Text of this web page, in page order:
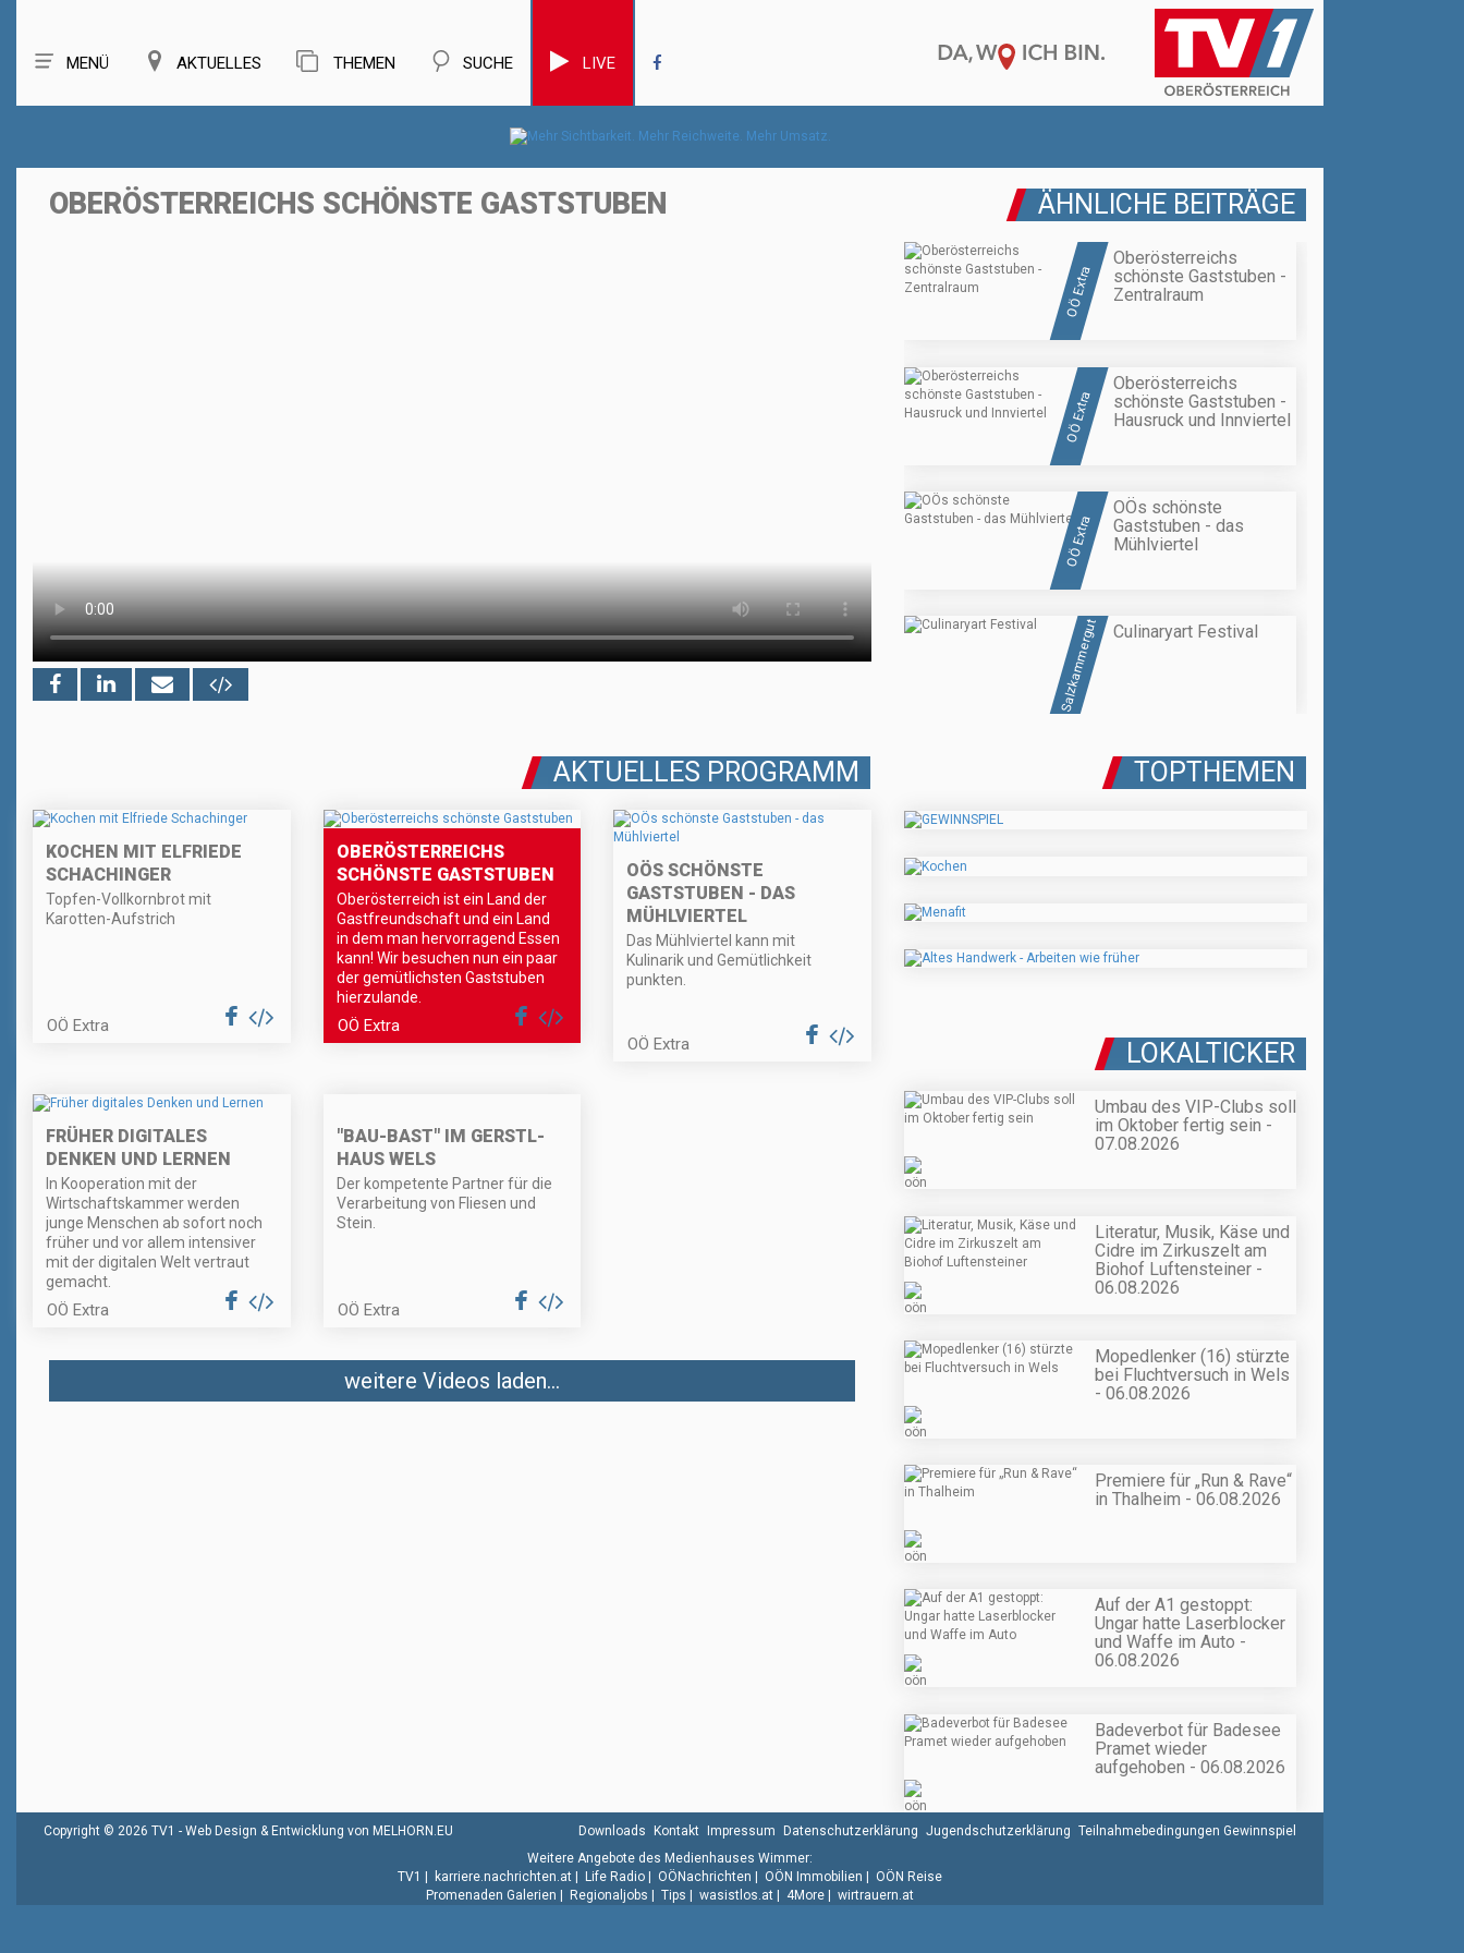
MENÜ AKTUELLES THEMEN SUCHE LIVE
OBERÖSTERREICHS SCHÖNSTE GASTSTUBEN ÄHNLICHE BEITRÄGE
OÖ Extra
Oberösterreichs
schönste Gaststuben -
Zentralraum
OÖ Extra
Oberösterreichs
schönste Gaststuben -
Hausruck und Innviertel
OÖ Extra
OÖs schönste
Gaststuben - das
Mühlviertel
Salzkammergut Culinaryart Festival
AKTUELLES PROGRAMM
KOCHEN MIT ELFRIEDE
SCHACHINGER
Topfen-Vollkornbrot mit
Karotten-Aufstrich
OÖ Extra
OBERÖSTERREICHS
SCHÖNSTE GASTSTUBEN
Oberösterreich ist ein Land der
Gastfreundschaft und ein Land
in dem man hervorragend Essen
kann! Wir besuchen nun ein paar
der gemütlichsten Gaststuben
hierzulande.
OÖ Extra
OÖS SCHÖNSTE
GASTSTUBEN - DAS
MÜHLVIERTEL
Das Mühlviertel kann mit
Kulinarik und Gemütlichkeit
punkten.
OÖ Extra
FRÜHER DIGITALES
DENKEN UND LERNEN
In Kooperation mit der
Wirtschaftskammer werden
junge Menschen ab sofort noch
früher und vor allem intensiver
mit der digitalen Welt vertraut
gemacht.
OÖ Extra
"BAU-BAST" IM GERSTL-
HAUS WELS
Der kompetente Partner für die
Verarbeitung von Fliesen und
Stein.
OÖ Extra
weitere Videos laden...
TOPTHEMEN
LOKALTICKER
Umbau des VIP-Clubs soll
im Oktober fertig sein -
07.08.2026
Literatur, Musik, Käse und
Cidre im Zirkuszelt am
Biohof Luftensteiner -
06.08.2026
Mopedlenker (16) stürzte
bei Fluchtversuch in Wels
- 06.08.2026
Premiere für „Run & Rave“
in Thalheim - 06.08.2026
Auf der A1 gestoppt:
Ungar hatte Laserblocker
und Waffe im Auto -
06.08.2026
Badeverbot für Badesee
Pramet wieder
aufgehoben - 06.08.2026
Copyright © 2026 TV1 - Web Design & Entwicklung von MELHORN.EU Downloads Kontakt Impressum Datenschutzerklärung Jugendschutzerklärung Teilnahmebedingungen Gewinnspiel
Weitere Angebote des Medienhauses Wimmer:
TV1 | karriere.nachrichten.at | Life Radio | OÖNachrichten | OÖN Immobilien | OÖN Reise
Promenaden Galerien | Regionaljobs | Tips | wasistlos.at | 4More | wirtrauern.at